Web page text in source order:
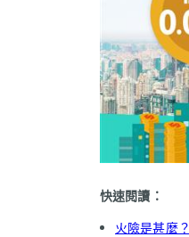
快速閱讀：
火險是甚麼？